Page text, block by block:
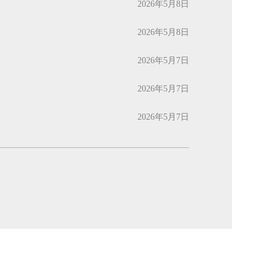
2026年5月8日
2026年5月8日
2026年5月7日
2026年5月7日
2026年5月7日